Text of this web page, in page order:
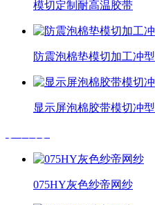
模切定制耐高温胶带
防震泡棉垫模切加工冲型
显示屏泡棉胶带模切冲型
075HY灰色纱帝网纱